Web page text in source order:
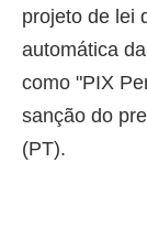
projeto de lei
automática
como "PIX
sanção do
(PT).